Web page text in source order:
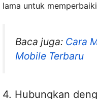
lama untuk
Baca juga: Cara
Mobile Terbaru
4. Hubungkan